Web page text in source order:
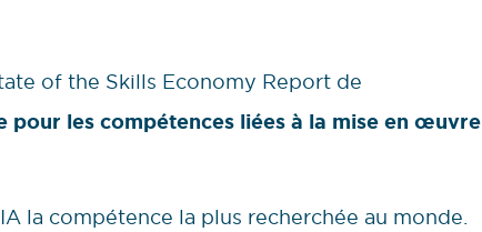
of the Skills Economy Report de
pour les compétences liées à la mise en œuvre
la compétence la plus recherchée au monde.